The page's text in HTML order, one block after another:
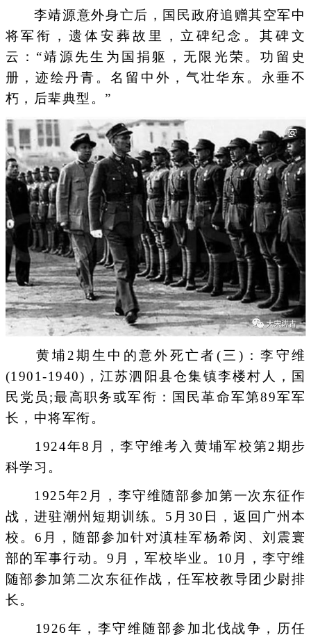
李靖源意外身亡后，国民政府追赠其空军中
将军衔，遗体安葬故里，立碑纪念。其碑文
云：“靖源先生为国捐躯，无限光荣。功留史
册，迹绘丹青。名留中外，气壮华东。永垂不
朽，后辈典型。”
黄埔2期生中的意外死亡者(三)：李守维
(1901-1940)，江苏泗阳县仓集镇李楼村人，国
民党员;最高职务或军衔：国民革命军第89军军
长，中将军衔。
1924年8月，李守维考入黄埔军校第2期步
科学习。
1925年2月，李守维随部参加第一次东征作
战，进驻潮州短期训练。5月30日，返回广州本
校。6月，随部参加针对滇桂军杨希闵、刘震寰
部的军事行动。9月，军校毕业。10月，李守维
随部参加第二次东征作战，任军校教导团少尉排
长。
1926年，李守维随部参加北伐战争，历任